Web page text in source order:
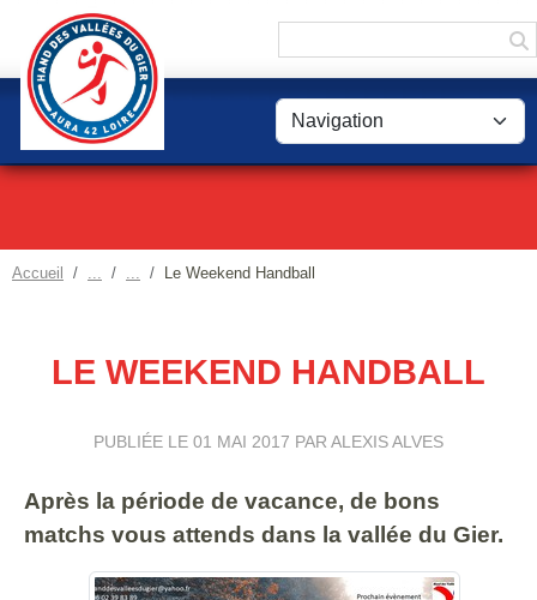
Accueil Le Weekend Handball
LE WEEKEND HANDBALL
PUBLIÉE LE 01 MAI 2017 PAR ALEXIS ALVES
Après la période de vacance, de bons
matchs vous attends dans la vallée du Gier.
Panneau de gestion des cookies